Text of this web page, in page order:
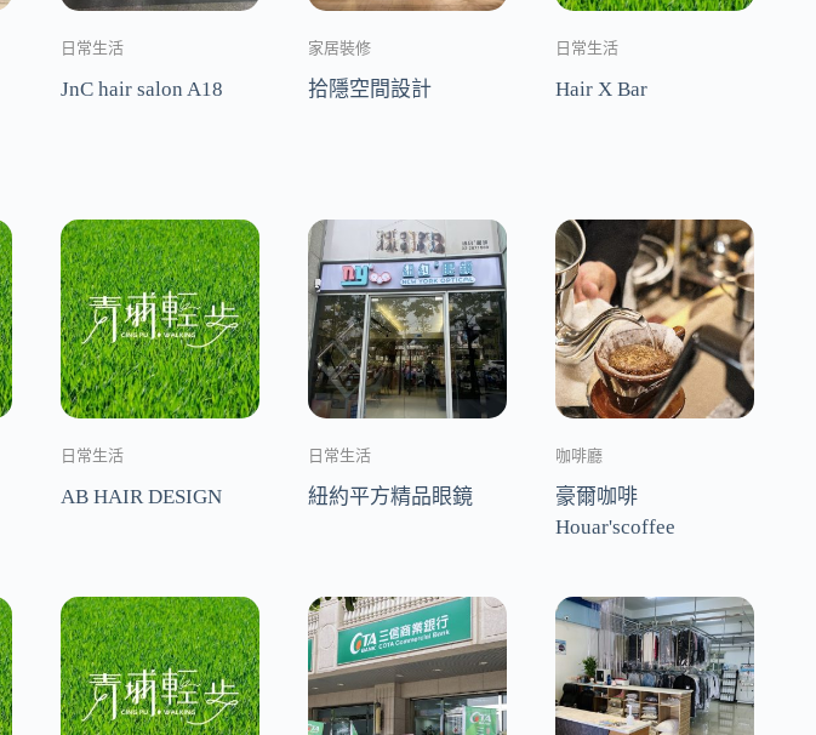
日常生活
JnC hair salon A18
家居裝修
拾隱空間設計
日常生活
Hair X Bar
日常生活
AB HAIR DESIGN
日常生活
紐約平方精品眼鏡
咖啡廳
豪爾咖啡
Houar'scoffee